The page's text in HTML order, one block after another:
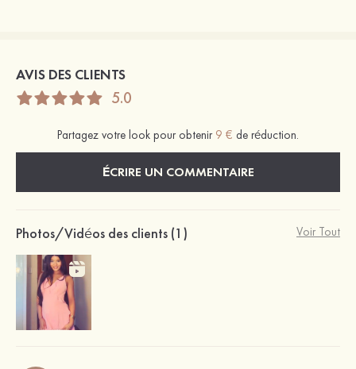
AVIS DES CLIENTS
5.0
Partagez votre look pour obtenir 9 € de réduction.
ÉCRIRE UN COMMENTAIRE
Photos/Vidéos des clients (1) Voir Tout